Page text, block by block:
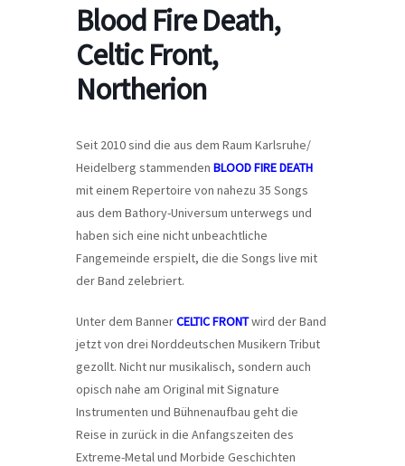
Blood Fire Death,
Celtic Front,
Northerion
Seit 2010 sind die aus dem Raum Karlsruhe/
Heidelberg stammenden BLOOD FIRE DEATH
mit einem Repertoire von nahezu 35 Songs
aus dem Bathory-Universum unterwegs und
haben sich eine nicht unbeachtliche
Fangemeinde erspielt, die die Songs live mit
der Band zelebriert.
Unter dem BannerCELTIC FRONTwird der Band
jetzt von drei Norddeutschen Musikern Tribut
gezollt. Nicht nur musikalisch, sondern auch
opisch nahe am Original mit Signature
Instrumenten und Bühnenaufbau geht die
Reise in zurück in die Anfangszeiten des
Extreme-Metal und Morbide Geschichten